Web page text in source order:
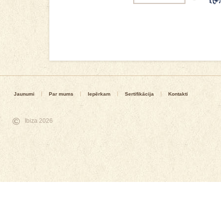
Jaunumi Par mums Iepērkam Sertifikācija Kontakti
© Ibiza 2026